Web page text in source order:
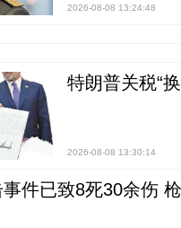
2026-08-08 13:24:48
特朗普关税“
2026-08-08 13:30:14
件已致8死30余伤